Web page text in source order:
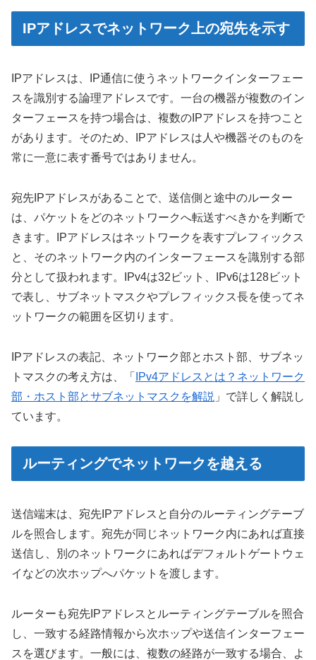
IPアドレスでネットワーク上の宛先を示す
IPアドレスは、IP通信に使うネットワークインターフェー
スを識別する論理アドレスです。一台の機器が複数のイン
ターフェースを持つ場合は、複数のIPアドレスを持つこと
があります。そのため、IPアドレスは人や機器そのものを
常に一意に表す番号ではありません。
宛先IPアドレスがあることで、送信側と途中のルーター
は、パケットをどのネットワークへ転送すべきかを判断で
きます。IPアドレスはネットワークを表すプレフィックス
と、そのネットワーク内のインターフェースを識別する部
分として扱われます。IPv4は32ビット、IPv6は128ビット
で表し、サブネットマスクやプレフィックス長を使ってネ
ットワークの範囲を区切ります。
IPアドレスの表記、ネットワーク部とホスト部、サブネッ
トマスクの考え方は、「
IPv4アドレスとは？ネットワーク
部・ホスト部とサブネットマスクを解説 」で詳しく解説し
ています。
ルーティングでネットワークを越える
送信端末は、宛先IPアドレスと自分のルーティングテーブ
ルを照合します。宛先が同じネットワーク内にあれば直接
送信し、別のネットワークにあればデフォルトゲートウェ
イなどの次ホップへパケットを渡します。
ルーターも宛先IPアドレスとルーティングテーブルを照合
し、一致する経路情報から次ホップや送信インターフェー
スを選びます。一般には、複数の経路が一致する場合、よ